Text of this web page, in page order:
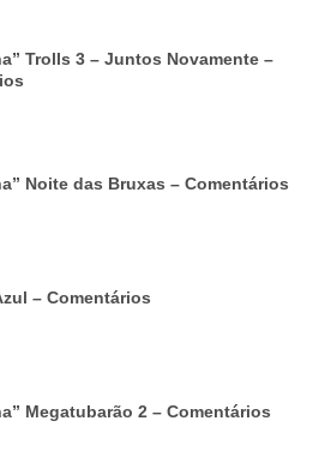
Trolls 3 – Juntos Novamente –
Noite das Bruxas – Comentários
– Comentários
Megatubarão 2 – Comentários